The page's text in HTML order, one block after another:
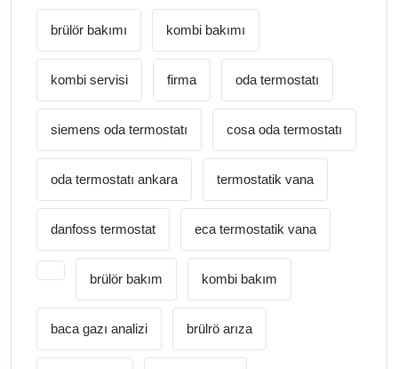
brülör bakımı kombi bakımı
kombi servisi firma oda termostatı
siemens oda termostatı cosa oda termostatı
oda termostatı ankara termostatik vana
danfoss termostat eca termostatik vana
brülör bakım kombi bakım
baca gazı analizi brülrö arıza